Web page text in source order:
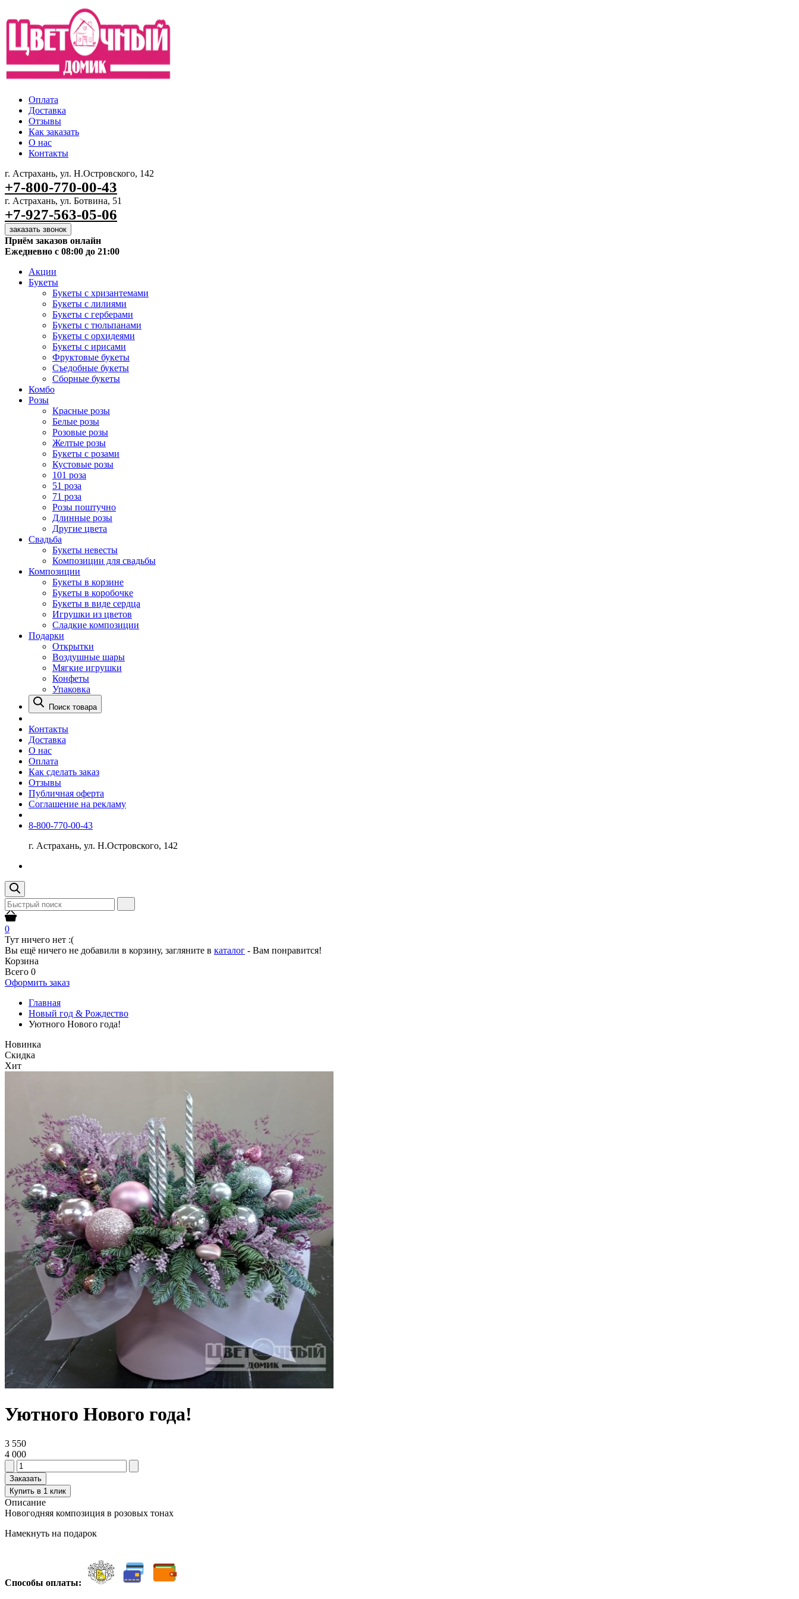
Оплата
Доставка
Отзывы
Как заказать
О нас
Контакты
г. Астрахань, ул. Н.Островского, 142
+7-800-770-00-43
г. Астрахань, ул. Ботвина, 51
+7-927-563-05-06
заказать звонок
Приём заказов онлайн
Ежедневно с 08:00 до 21:00
Акции
Букеты
Букеты с хризантемами
Букеты с лилиями
Букеты с герберами
Букеты с тюльпанами
Букеты с орхидеями
Букеты с ирисами
Фруктовые букеты
Съедобные букеты
Сборные букеты
Комбо
Розы
Красные розы
Белые розы
Розовые розы
Желтые розы
Букеты с розами
Кустовые розы
101 роза
51 роза
71 роза
Розы поштучно
Длинные розы
Другие цвета
Свадьба
Букеты невесты
Композиции для свадьбы
Композиции
Букеты в корзине
Букеты в коробочке
Букеты в виде сердца
Игрушки из цветов
Сладкие композиции
Подарки
Открытки
Воздушные шары
Мягкие игрушки
Конфеты
Упаковка
Поиск товара
Контакты
Доставка
О нас
Оплата
Как сделать заказ
Отзывы
Публичная оферта
Соглашение на рекламу
8-800-770-00-43
г. Астрахань, ул. Н.Островского, 142
0
Тут ничего нет :(
Вы ещё ничего не добавили в корзину, загляните в каталог - Вам понравится!
Корзина
Всего 0
Оформить заказ
Главная
Новый год & Рождество
Уютного Нового года!
Новинка
Скидка
Хит
Уютного Нового года!
3 550
4 000
Заказать
Купить в 1 клик
Описание
Новогодняя композиция в розовых тонах
Намекнуть на подарок
Способы оплаты: